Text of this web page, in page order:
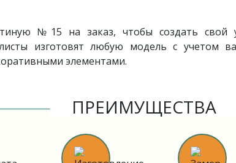
№15 на заказ, чтобы создать свой
изготовят любую модель с учетом
элементами.
ПРЕИМУЩЕСТВА